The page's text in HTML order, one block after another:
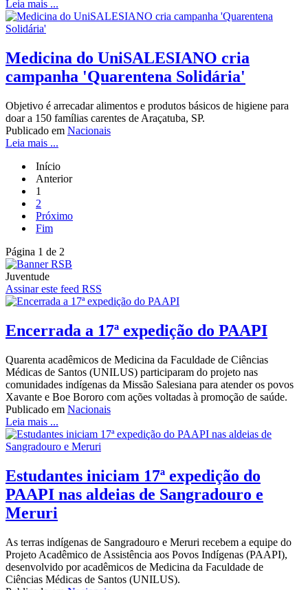
Leia mais ...
Medicina do UniSALESIANO cria
campanha 'Quarentena Solidária'
Objetivo é arrecadar alimentos e produtos básicos de higiene para
doar a 150 famílias carentes de Araçatuba, SP.
Publicado em Nacionais
Leia mais ...
Início
Anterior
1
2
Próximo
Fim
Página 1 de 2
Juventude
Assinar este feed RSS
Encerrada a 17ª expedição do PAAPI
Quarenta acadêmicos de Medicina da Faculdade de Ciências
Médicas de Santos (UNILUS) participaram do projeto nas
comunidades indígenas da Missão Salesiana para atender os povos
Xavante e Boe Bororo com ações voltadas à promoção de saúde.
Publicado em Nacionais
Leia mais ...
Estudantes iniciam 17ª expedição do
PAAPI nas aldeias de Sangradouro e
Meruri
As terras indígenas de Sangradouro e Meruri recebem a equipe do
Projeto Acadêmico de Assistência aos Povos Indígenas (PAAPI),
desenvolvido por acadêmicos de Medicina da Faculdade de
Ciências Médicas de Santos (UNILUS).